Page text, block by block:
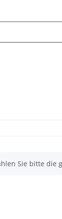
Sie bitte die